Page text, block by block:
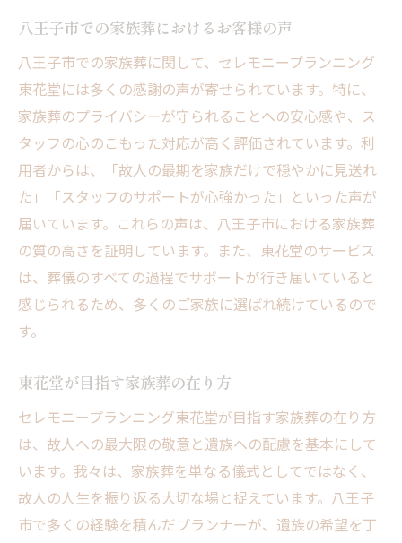
八王子市での家族葬におけるお客様の声
八王子市での家族葬に関して、セレモニープランニング
東花堂には多くの感謝の声が寄せられています。特に、
家族葬のプライバシーが守られることへの安心感や、ス
タッフの心のこもった対応が高く評価されています。利
用者からは、「故人の最期を家族だけで穏やかに見送れ
た」「スタッフのサポートが心強かった」といった声が
届いています。これらの声は、八王子市における家族葬
の質の高さを証明しています。また、東花堂のサービス
は、葬儀のすべての過程でサポートが行き届いていると
感じられるため、多くのご家族に選ばれ続けているので
す。
東花堂が目指す家族葬の在り方
セレモニープランニング東花堂が目指す家族葬の在り方
は、故人への最大限の敬意と遺族への配慮を基本にして
います。我々は、家族葬を単なる儀式としてではなく、
故人の人生を振り返る大切な場と捉えています。八王子
市で多くの経験を積んだプランナーが、遺族の希望を丁